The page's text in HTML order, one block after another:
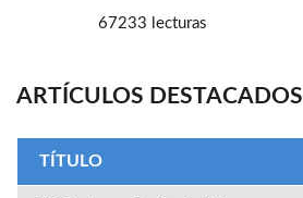
67233 lecturas
ARTÍCULOS DESTACADOS
TÍTULO